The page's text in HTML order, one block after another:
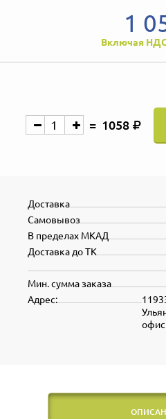
1
Включая НДС
1058
Доставка
Самовывоз
В пределах МКАД
Доставка до ТК
Мин. сумма заказа
Адрес: